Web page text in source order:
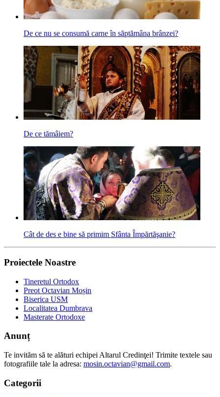
De ce nu se consumă carne în săptămâna brânzei?
De ce tămâiem?
Cât de des e bine să primim Sfânta Împărtăşanie?
Proiectele Noastre
Tineretul Ortodox
Preot Octavian Moșin
Biserica USM
Localitatea Dumbrava
Masterate Ortodoxe
Anunț
Te invităm să te alături echipei Altarul Credinţei! Trimite textele sau
fotografiile tale la adresa: mosin.octavian@gmail.com.
Categorii